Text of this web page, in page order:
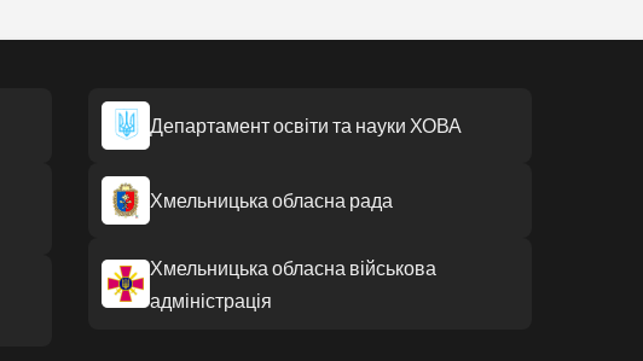
Департамент освіти та науки ХОВА
Хмельницька обласна рада
Хмельницька обласна військова
адміністрація